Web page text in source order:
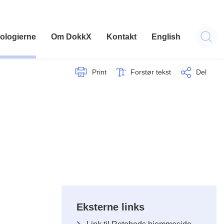
Om DokkX Kontakt English
Print Forstør tekst Del
Eksterne links